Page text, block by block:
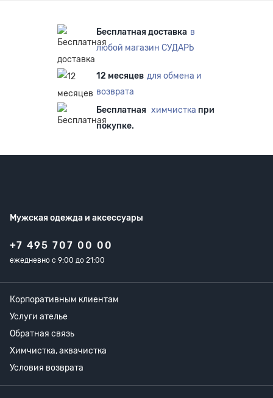
Бесплатная доставка в
любой магазин СУДАРЬ
12 месяцев для обмена и
возврата
Бесплатная химчистка при
покупке.
Мужская одежда и аксессуары
+7 495 707 00 00
ежедневно с 9:00 до 21:00
Корпоративным клиентам
Услуги ателье
Обратная связь
Химчистка, аквачистка
Условия возврата